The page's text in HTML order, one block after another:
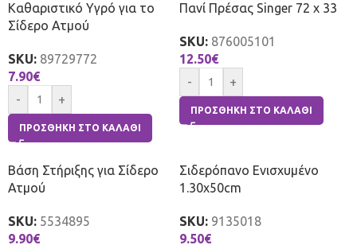
Καθαριστικό Υγρό για το
Σίδερο Ατμού
SKU: 89729772
7.90€
-
+
ΠΡΟΣΘΉΚΗ ΣΤΟ ΚΑΛΆΘΙ
Πανί Πρέσας Singer 72 x 33
SKU: 876005101
12.50€
-
+
ΠΡΟΣΘΉΚΗ ΣΤΟ ΚΑΛΆΘΙ
Βάση Στήριξης για Σίδερο
Ατμού
SKU: 5534895
9.90€
Σιδερόπανο Ενισχυμένο
1.30x50cm
SKU: 9135018
9.50€